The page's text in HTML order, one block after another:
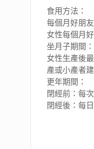
食用方法：
每個月好朋友
女性每個月
坐月子期間：
女性生產後
產或小產者
更年期間：
閉經前：每
閉經後：每